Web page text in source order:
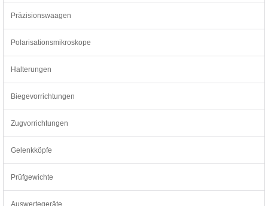
Präzisionswaagen
Polarisationsmikroskope
Halterungen
Biegevorrichtungen
Zugvorrichtungen
Gelenkköpfe
Prüfgewichte
Auswertegeräte